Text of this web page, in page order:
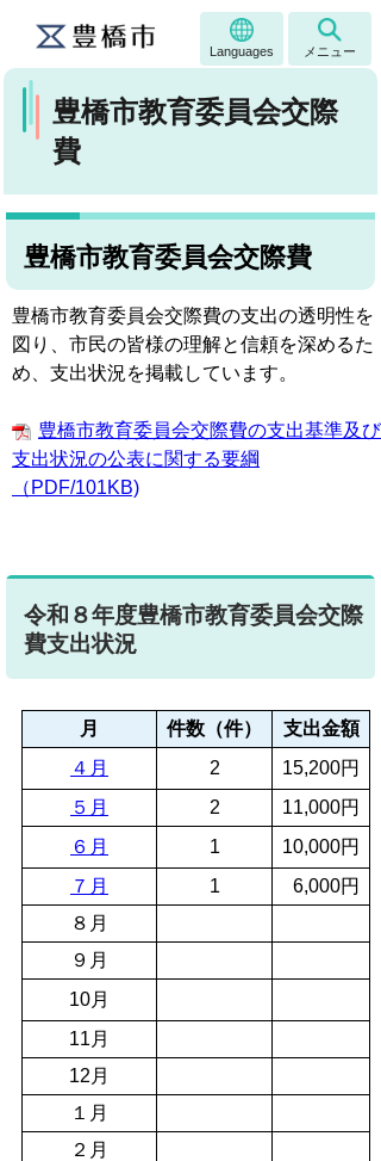
Languages メニュー
豊橋市教育委員会交際
費
豊橋市教育委員会交際費
豊橋市教育委員会交際費の支出の透明性を
図り、市民の皆様の理解と信頼を深めるた
め、支出状況を掲載しています。
豊橋市教育委員会交際費の支出基準及び
支出状況の公表に関する要綱
（PDF/101KB)
令和８年度豊橋市教育委員会交際
費支出状況
月 件数（件）
支出金額
４月
2
15,200円
５月
2
11,000円
６月
1
10,000円
７月
1
6,000円
８月
９月
10月
11月
12月
１月
２月